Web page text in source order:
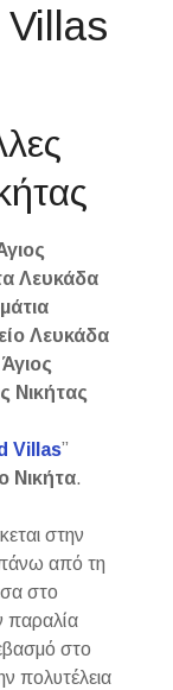
Villas
Λευκάδα
Λευκάδα
Νικήτας
Villas”
Νικήτα.
στην
από τη
στο
παραλία
στο
πολυτέλεια